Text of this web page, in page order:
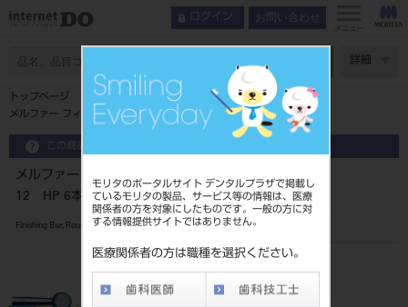
モリタのポータルサイト デンタルプラザで掲載し
ているモリタの製品、サービス等の情報は、医療
関係者の方を対象にしたものです。一般の方に対
する情報提供サイトではありません。
医療関係者の方は職種を選択ください。
ログイン お問い合わせ
メニュー
詳細
トップページ
メルファー フィニッシングバー（ラウンド） No.10、12 HP 6本入
この商品に関するお問い合わせ
メルファー フィニッシングバー（ラウンド） No.10、
12 HP 6本入
Finishing Bur, Round